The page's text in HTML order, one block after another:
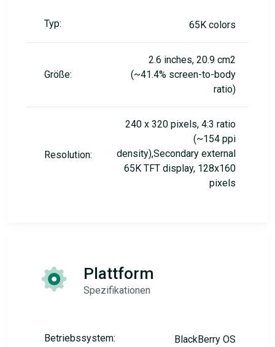
Typ: 65K colors
Größe:
2.6 inches, 20.9 cm2
(~41.4% screen-to-body
ratio)
Resolution:
240 x 320 pixels, 4:3 ratio
(~154 ppi
density),Secondary external
65K TFT display, 128x160
pixels
Plattform
Spezifikationen
Betriebssystem: BlackBerry OS